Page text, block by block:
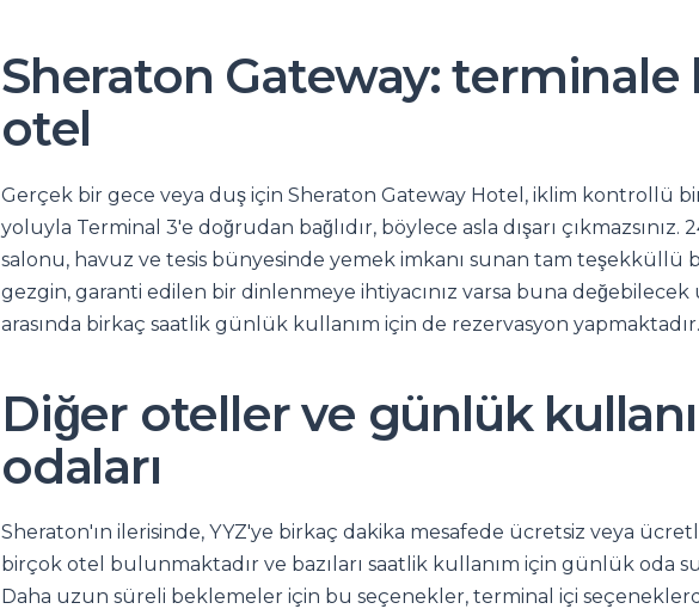
Sheraton Gateway: terminale
otel
Gerçek bir gece veya duş için Sheraton Gateway Hotel, iklim kontrollü
yoluyla Terminal 3'e doğrudan bağlıdır, böylece asla dışarı çıkmazsınız.
salonu, havuz ve tesis bünyesinde yemek imkanı sunan tam teşekküllü
gezgin, garanti edilen bir dinlenmeye ihtiyacınız varsa buna
arasında birkaç saatlik günlük kullanım için de rezervasyon yapmaktadır.
Diğer oteller ve günlük
odaları
Sheraton'ın ilerisinde, YYZ'ye birkaç dakika mesafede ücretsiz veya
birçok otel bulunmaktadır ve bazıları saatlik kullanım için günlük oda
Daha uzun süreli beklemeler için bu seçenekler, terminal içi